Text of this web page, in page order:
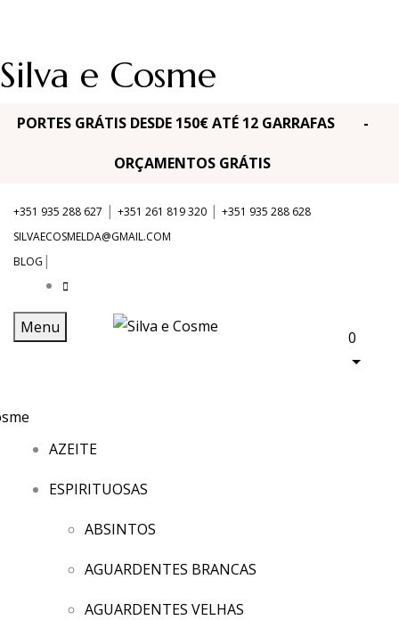
Silva e Cosme
PORTES GRÁTIS DESDE 150€ ATÉ 12 GARRAFAS -
ORÇAMENTOS GRÁTIS
+351 935 288 627 | +351 261 819 320 | +351 935 288 628
SILVAECOSMELDA@GMAIL.COM
BLOG |
Menu
0
AZEITE
ESPIRITUOSAS
ABSINTOS
AGUARDENTES BRANCAS
AGUARDENTES VELHAS